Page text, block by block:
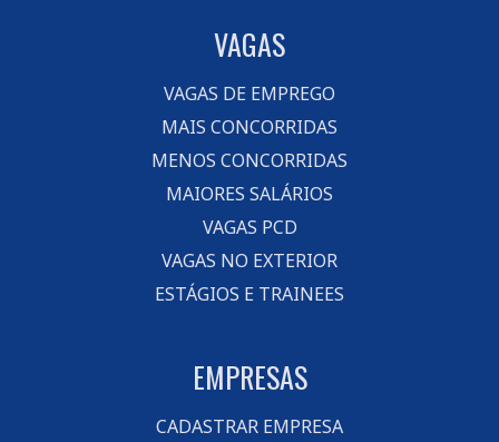
VAGAS
VAGAS DE EMPREGO
MAIS CONCORRIDAS
MENOS CONCORRIDAS
MAIORES SALÁRIOS
VAGAS PCD
VAGAS NO EXTERIOR
ESTÁGIOS E TRAINEES
EMPRESAS
CADASTRAR EMPRESA